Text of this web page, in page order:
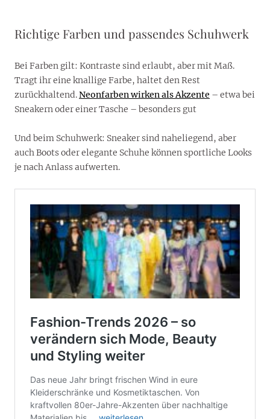
Richtige Farben und passendes Schuhwerk
Bei Farben gilt: Kontraste sind erlaubt, aber mit Maß.
Tragt ihr eine knallige Farbe, haltet den Rest
zurückhaltend.Neonfarben wirken als Akzente – etwa bei
Sneakern oder einer Tasche – besonders gut
Und beim Schuhwerk: Sneaker sind naheliegend, aber
auch Boots oder elegante Schuhe können sportliche Looks
je nach Anlass aufwerten.